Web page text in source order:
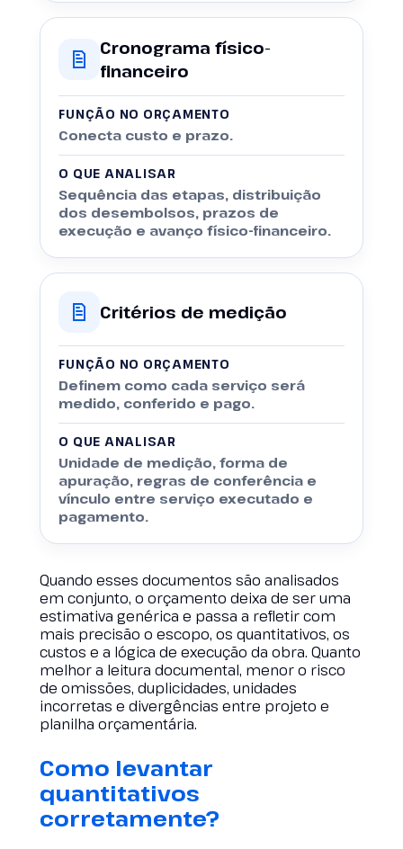
Cronograma físico-
financeiro
FUNÇÃO NO ORÇAMENTO
Conecta custo e prazo.
O QUE ANALISAR
Sequência das etapas, distribuição
dos desembolsos, prazos de
execução e avanço físico-financeiro.
Critérios de medição
FUNÇÃO NO ORÇAMENTO
Definem como cada serviço será
medido, conferido e pago.
O QUE ANALISAR
Unidade de medição, forma de
apuração, regras de conferência e
vínculo entre serviço executado e
pagamento.
Quando esses documentos são analisados
em conjunto, o orçamento deixa de ser uma
estimativa genérica e passa a refletir com
mais precisão o escopo, os quantitativos, os
custos e a lógica de execução da obra. Quanto
melhor a leitura documental, menor o risco
de omissões, duplicidades, unidades
incorretas e divergências entre projeto e
planilha orçamentária.
Como levantar
quantitativos
corretamente?